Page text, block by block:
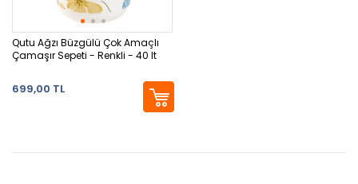
Qutu Ağzı Büzgülü Çok Amaçlı
Çamaşır Sepeti - Renkli - 40 lt
699,00 TL